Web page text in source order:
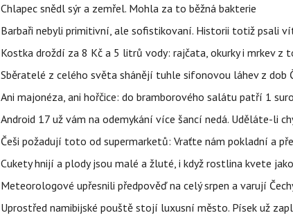
Chlapec snědl sýr a zemřel. Mohla za to běžná bakterie
Barbaři nebyli primitivní, ale sofistikovaní. Historii totiž psali
Kostka droždí za 8 Kč a 5 litrů vody: rajčata, okurky i mrkev z
Sběratelé z celého světa shánějí tuhle sifonovou láhev z dob
Ani majonéza, ani hořčice: do bramborového salátu patří 1
Android 17 už vám na odemykání více šancí nedá. Uděláte-li
Češi požadují toto od supermarketů: Vraťte nám pokladní a
Cukety hnijí a plody jsou malé a žluté, i když rostlina kvete
Meteorologové upřesnili předpověď na celý srpen a varují
Uprostřed namibijské pouště stojí luxusní město. Písek už